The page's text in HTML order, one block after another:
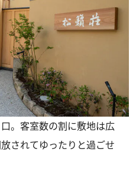
。客室数の割に敷地は広
されてゆったりと過ごせ